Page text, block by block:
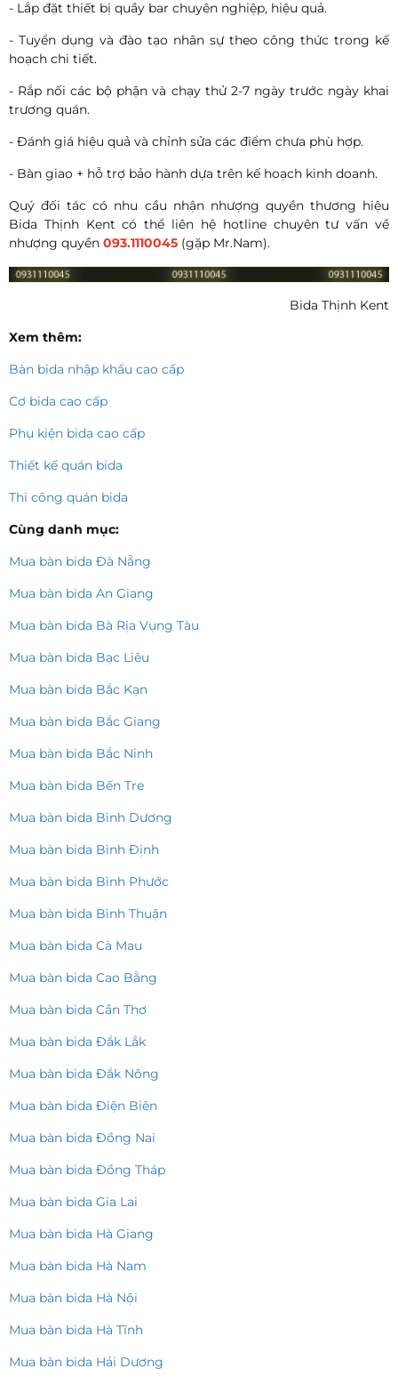
- Lắp đặt thiết bị quầy bar chuyên nghiệp, hiệu quả.
- Tuyển dụng và đào tạo nhân sự theo công thức trong kế
hoạch chi tiết.
- Rắp nối các bộ phận và chạy thử 2-7 ngày trước ngày khai
trương quán.
- Đánh giá hiệu quả và chỉnh sửa các điểm chưa phù hợp.
- Bàn giao + hỗ trợ bảo hành dựa trên kế hoạch kinh doanh.
Quý đối tác có nhu cầu nhận nhượng quyền thương hiệu
Bida Thịnh Kent có thể liên hệ hotline chuyên tư vấn về
nhượng quyền 093.1110045 (gặp Mr.Nam).
Bida Thịnh Kent
Xem thêm:
Bàn bida nhập khẩu cao cấp
Cơ bida cao cấp
Phụ kiện bida cao cấp
Thiết kế quán bida
Thi công quán bida
Cùng danh mục:
Mua bàn bida Đà Nẵng
Mua bàn bida An Giang
Mua bàn bida Bà Rịa Vụng Tàu
Mua bàn bida Bạc Liêu
Mua bàn bida Bắc Kạn
Mua bàn bida Bắc Giang
Mua bàn bida Bắc Ninh
Mua bàn bida Bến Tre
Mua bàn bida Bình Dương
Mua bàn bida Bình Định
Mua bàn bida Bình Phước
Mua bàn bida Bình Thuận
Mua bàn bida Cà Mau
Mua bàn bida Cao Bằng
Mua bàn bida Cần Thơ
Mua bàn bida Đắk Lắk
Mua bàn bida Đắk Nông
Mua bàn bida Điện Biên
Mua bàn bida Đồng Nai
Mua bàn bida Đồng Tháp
Mua bàn bida Gia Lai
Mua bàn bida Hà Giang
Mua bàn bida Hà Nam
Mua bàn bida Hà Nội
Mua bàn bida Hà Tĩnh
Mua bàn bida Hải Dương